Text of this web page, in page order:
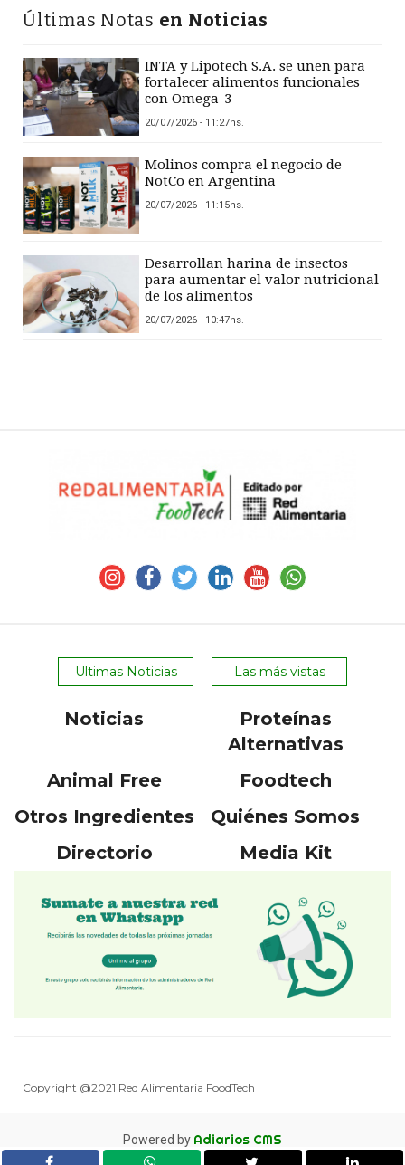
Últimas Notas en Noticias
INTA y Lipotech S.A. se unen para
fortalecer alimentos funcionales
con Omega-3
20/07/2026 - 11:27hs.
Molinos compra el negocio de
NotCo en Argentina
20/07/2026 - 11:15hs.
Desarrollan harina de insectos
para aumentar el valor nutricional
de los alimentos
20/07/2026 - 10:47hs.
Ultimas Noticias Las más vistas
Noticias
Proteínas
Alternativas
Animal Free
Foodtech
Otros Ingredientes
Quiénes Somos
Directorio
Media Kit
Copyright @2021 Red Alimentaria FoodTech
Powered by Adiarios CMS